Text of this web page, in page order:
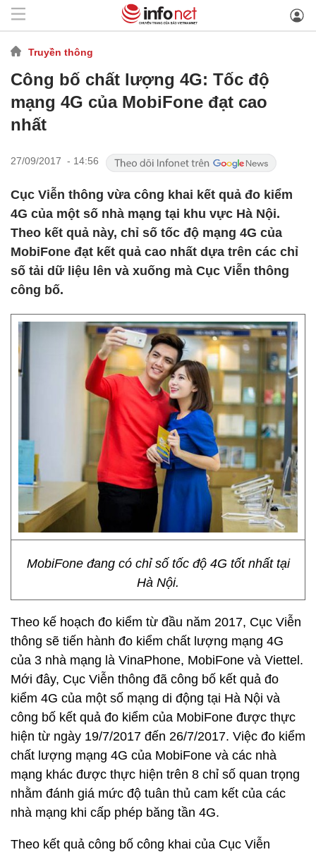
Truyền thông
Công bố chất lượng 4G: Tốc độ
mạng 4G của MobiFone đạt cao
nhất
27/09/2017 - 14:56
Cục Viễn thông vừa công khai kết quả đo kiểm
4G của một số nhà mạng tại khu vực Hà Nội.
Theo kết quả này, chỉ số tốc độ mạng 4G của
MobiFone đạt kết quả cao nhất dựa trên các chỉ
số tải dữ liệu lên và xuống mà Cục Viễn thông
công bố.
MobiFone đang có chỉ số tốc độ 4G tốt nhất tại
Hà Nội.
Theo kế hoạch đo kiểm từ đầu năm 2017, Cục Viễn
thông sẽ tiến hành đo kiểm chất lượng mạng 4G
của 3 nhà mạng là VinaPhone, MobiFone và Viettel.
Mới đây, Cục Viễn thông đã công bố kết quả đo
kiểm 4G của một số mạng di động tại Hà Nội và
công bố kết quả đo kiểm của MobiFone được thực
hiện từ ngày 19/7/2017 đến 26/7/2017. Việc đo kiểm
chất lượng mạng 4G của MobiFone và các nhà
mạng khác được thực hiện trên 8 chỉ số quan trọng
nhằm đánh giá mức độ tuân thủ cam kết của các
nhà mạng khi cấp phép băng tần 4G.
Theo kết quả công bố công khai của Cục Viễn